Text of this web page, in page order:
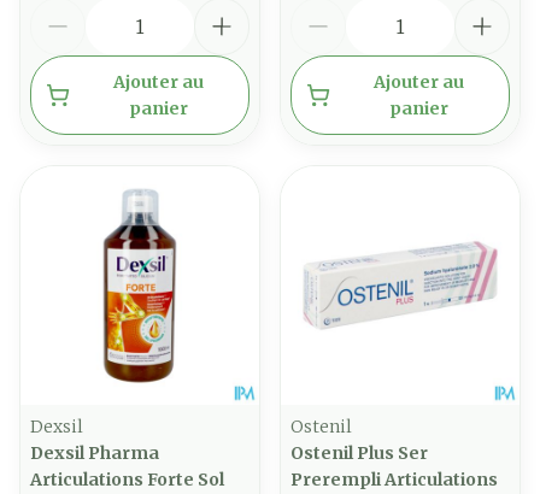
Ajouter au
panier
Ajouter au
panier
Dexsil
Dexsil Pharma
Articulations Forte Sol
Ostenil
Ostenil Plus Ser
Prerempli Articulations